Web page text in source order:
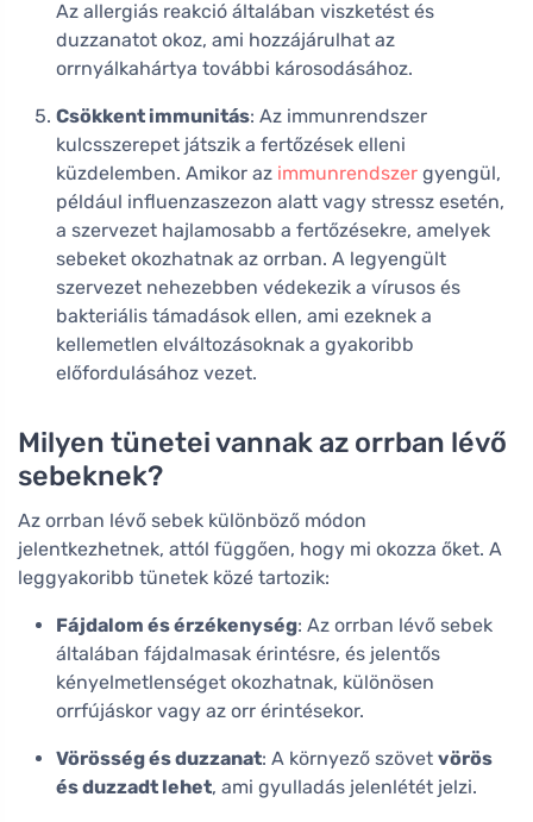
Az allergiás reakció általában viszketést és
duzzanatot okoz, ami hozzájárulhat az
orrnyálkahártya további károsodásához.
Csökkent immunitás: Az immunrendszer
kulcsszerepet játszik a fertőzések elleni
küzdelemben. Amikor az immunrendszer gyengül,
például influenzaszezon alatt vagy stressz esetén,
a szervezet hajlamosabb a fertőzésekre, amelyek
sebeket okozhatnak az orrban. A legyengült
szervezet nehezebben védekezik a vírusos és
bakteriális támadások ellen, ami ezeknek a
kellemetlen elváltozásoknak a gyakoribb
előfordulásához vezet.
Milyen tünetei vannak az orrban lévő
sebeknek?
Az orrban lévő sebek különböző módon
jelentkezhetnek, attól függően, hogy mi okozza őket. A
leggyakoribb tünetek közé tartozik:
Fájdalom és érzékenység: Az orrban lévő sebek
általában fájdalmasak érintésre, és jelentős
kényelmetlenséget okozhatnak, különösen
orrfújáskor vagy az orr érintésekor.
Vörösség és duzzanat: A környező szövet vörös
és duzzadt lehet, ami gyulladás jelenlétét jelzi.